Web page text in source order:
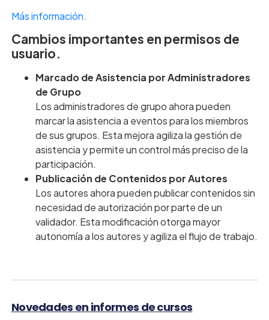
Más información.
Cambios importantes en permisos de
usuario.
Marcado de Asistencia por Administradores
de Grupo
Los administradores de grupo ahora pueden
marcar la asistencia a eventos para los miembros
de sus grupos. Esta mejora agiliza la gestión de
asistencia y permite un control más preciso de la
participación.
Publicación de Contenidos por Autores
Los autores ahora pueden publicar contenidos sin
necesidad de autorización por parte de un
validador. Esta modificación otorga mayor
autonomía a los autores y agiliza el flujo de trabajo.
Novedades en informes de cursos